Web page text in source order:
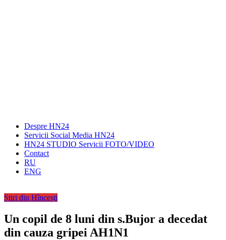
Despre HN24
Servicii Social Media HN24
HN24 STUDIO Servicii FOTO/VIDEO
Contact
RU
ENG
Știri din Hîncești
Un copil de 8 luni din s.Bujor a decedat
din cauza gripei AH1N1